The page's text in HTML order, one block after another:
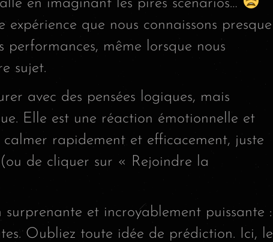
en imaginant les pires scénarios…
expérience que nous connaissons presque
même lorsque nous
sujet.
avec des pensées logiques, mais
Elle est une réaction émotionnelle et
rapidement et efficacement, juste
de cliquer sur « Rejoindre la
surprenante et incroyablement puissante :
Oubliez toute idée de prédiction. Ici, le